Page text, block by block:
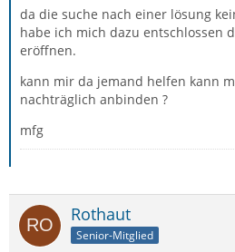
da die suche nach einer lösung
habe ich mich dazu entschlossen
eröffnen.
kann mir da jemand helfen kann
nachträglich anbinden ?
mfg
Rothaut
Senior-Mitglied